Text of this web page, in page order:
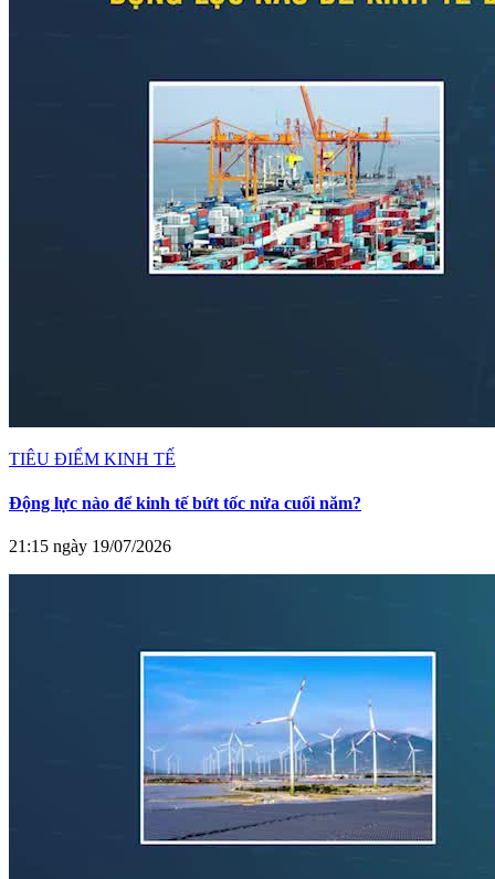
TIÊU ĐIỂM KINH TẾ
Động lực nào để kinh tế bứt tốc nửa cuối năm?
21:15 ngày 19/07/2026